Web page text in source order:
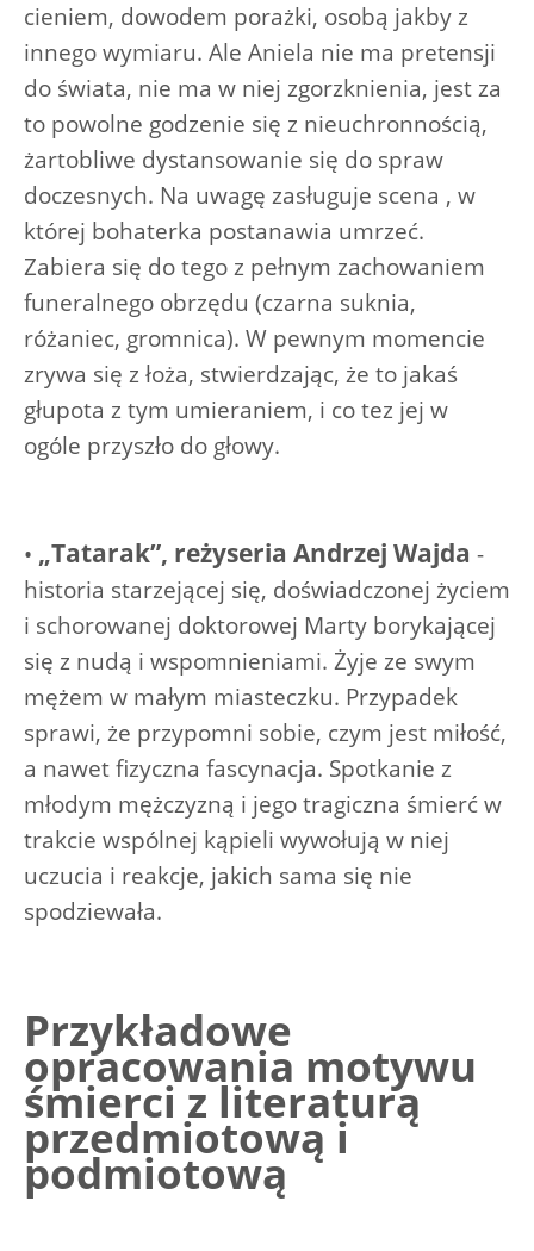
cieniem, dowodem porażki, osobą jakby z
innego wymiaru. Ale Aniela nie ma pretensji
do świata, nie ma w niej zgorzknienia, jest za
to powolne godzenie się z nieuchronnością,
żartobliwe dystansowanie się do spraw
doczesnych. Na uwagę zasługuje scena , w
której bohaterka postanawia umrzeć.
Zabiera się do tego z pełnym zachowaniem
funeralnego obrzędu (czarna suknia,
różaniec, gromnica). W pewnym momencie
zrywa się z łoża, stwierdzając, że to jakaś
głupota z tym umieraniem, i co tez jej w
ogóle przyszło do głowy.
• „Tatarak”, reżyseria Andrzej Wajda -
historia starzejącej się, doświadczonej życiem
i schorowanej doktorowej Marty borykającej
się z nudą i wspomnieniami. Żyje ze swym
mężem w małym miasteczku. Przypadek
sprawi, że przypomni sobie, czym jest miłość,
a nawet fizyczna fascynacja. Spotkanie z
młodym mężczyzną i jego tragiczna śmierć w
trakcie wspólnej kąpieli wywołują w niej
uczucia i reakcje, jakich sama się nie
spodziewała.
Przykładowe
opracowania motywu
śmierci z literaturą
przedmiotową i
podmiotową